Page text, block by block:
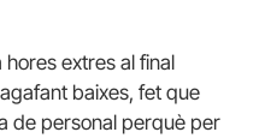
extres al final
baixes, fet que
de personal perquè per